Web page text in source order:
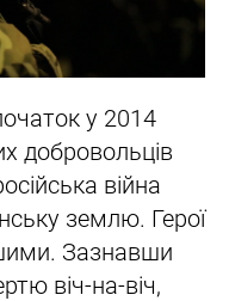
у 2014
добровольців
війна
землю. Герої
Зазнавши
віч-на-віч,